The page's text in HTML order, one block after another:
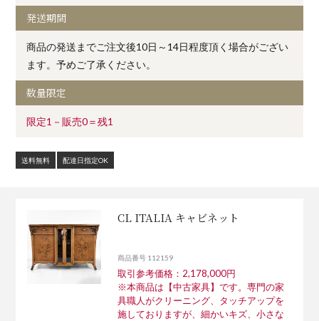
発送期間
商品の発送までご注文後10日～14日程度頂く場合がござい
ます。予めご了承ください。
数量限定
限定1－販売0＝残1
送料無料 配達日指定OK
CL ITALIA キャビネット
商品番号 112159
取引参考価格：2,178,000円
※本商品は【中古家具】です。専門の家
具職人がクリーニング、タッチアップを
施しておりますが、細かいキズ、小さな